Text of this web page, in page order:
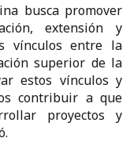
busca promover
extensión y
vínculos entre la
superior de la
estos vínculos y
contribuir a que
proyectos y